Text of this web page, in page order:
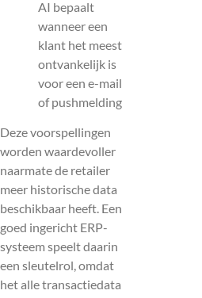
AI bepaalt
wanneer een
klant het meest
ontvankelijk is
voor een e-mail
of pushmelding
Deze voorspellingen
worden waardevoller
naarmate de retailer
meer historische data
beschikbaar heeft. Een
goed ingericht ERP-
systeem speelt daarin
een sleutelrol, omdat
het alle transactiedata